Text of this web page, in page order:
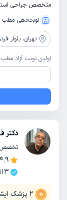
متخصص جراحی
نوبت‌دهی مطب
تهران، بلوار فردوس
اولین نوبت آزاد مطب:
دکتر
تخصص
2 پزشک